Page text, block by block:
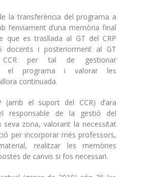
la transferència del programa a
l’enviament d’una memòria final
que es trasllada al GT del CRP
docents i posteriorment al GT
CCR per tal de gestionar
el programa i valorar les
continuada.
(amb el suport del CCR) d’ara
responsable de la gestió del
seva zona, valorant la necessitat
per incorporar més professors,
realitzar les memòries
de canvis si fos necessari.